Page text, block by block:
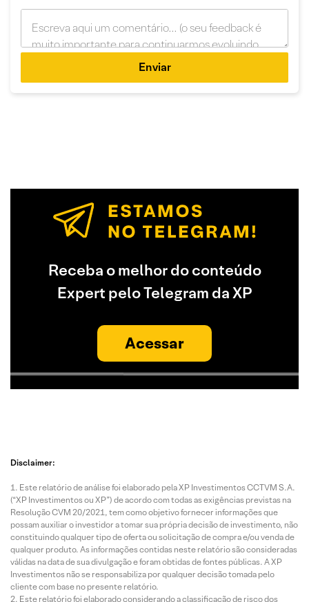
Enviar
Receba o melhor do conteúdo
Expert pelo Telegram da XP
Acessar
Disclaimer:
Este relatório de análise foi elaborado pela XP Investimentos CCTVM S.A.
(“XP Investimentos ou XP”) de acordo com todas as exigências previstas na
Resolução CVM 20/2021, tem como objetivo fornecer informações que
possam auxiliar o investidor a tomar sua própria decisão de investimento, não
constituindo qualquer tipo de oferta ou solicitação de compra e/ou venda de
qualquer produto. As informações contidas neste relatório são consideradas
válidas na data de sua divulgação e foram obtidas de fontes públicas. A XP
Investimentos não se responsabiliza por qualquer decisão tomada pelo
cliente com base no presente relatório.
Este relatório foi elaborado considerando a classificação de risco dos